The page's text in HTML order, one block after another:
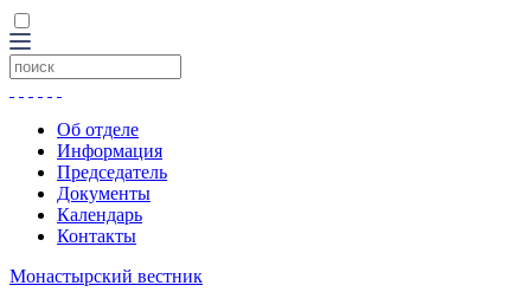
Об отделе
Информация
Председатель
Документы
Календарь
Контакты
Монастырский вестник